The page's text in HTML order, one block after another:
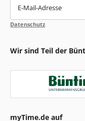
E-Mail-Adresse
Datenschutz
Wir sind Teil der
myTime.de auf